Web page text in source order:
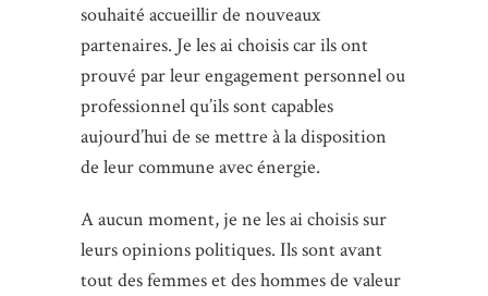
souhaité accueillir de nouveaux
partenaires. Je les ai choisis car ils ont
prouvé par leur engagement personnel ou
professionnel qu’ils sont capables
aujourd’hui de se mettre à la disposition
de leur commune avec énergie.
A aucun moment, je ne les ai choisis sur
leurs opinions politiques. Ils sont avant
tout des femmes et des hommes de valeur